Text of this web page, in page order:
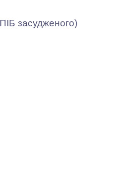
засудженого)